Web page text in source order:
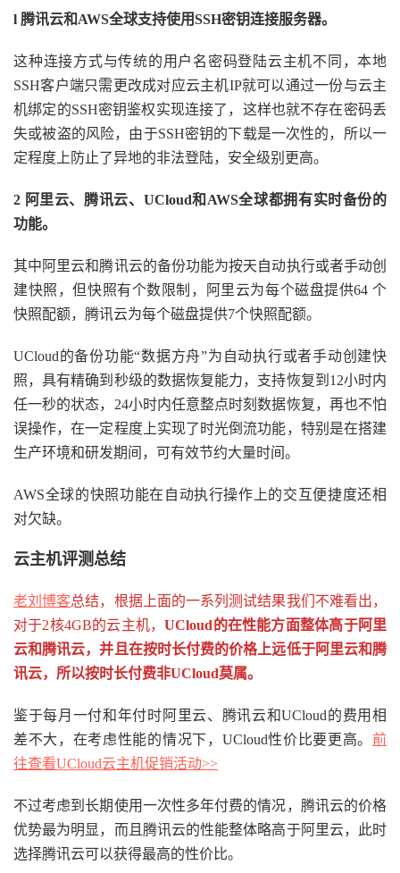
l 腾讯云和AWS全球支持使用SSH密钥连接服务器。
这种连接方式与传统的用户名密码登陆云主机不同，本地
SSH客户端只需更改成对应云主机IP就可以通过一份与云主
机绑定的SSH密钥鉴权实现连接了，这样也就不存在密码丢
失或被盗的风险，由于SSH密钥的下载是一次性的，所以一
定程度上防止了异地的非法登陆，安全级别更高。
2 阿里云、腾讯云、UCloud和AWS全球都拥有实时备份的
功能。
其中阿里云和腾讯云的备份功能为按天自动执行或者手动创
建快照，但快照有个数限制，阿里云为每个磁盘提供64 个
快照配额，腾讯云为每个磁盘提供7个快照配额。
UCloud的备份功能“数据方舟”为自动执行或者手动创建快
照，具有精确到秒级的数据恢复能力，支持恢复到12小时内
任一秒的状态，24小时内任意整点时刻数据恢复，再也不怕
误操作，在一定程度上实现了时光倒流功能，特别是在搭建
生产环境和研发期间，可有效节约大量时间。
AWS全球的快照功能在自动执行操作上的交互便捷度还相
对欠缺。
云主机评测总结
老刘博客总结，根据上面的一系列测试结果我们不难看出，
对于2核4GB的云主机，UCloud的在性能方面整体高于阿里
云和腾讯云，并且在按时长付费的价格上远低于阿里云和腾
讯云，所以按时长付费非UCloud莫属。
鉴于每月一付和年付时阿里云、腾讯云和UCloud的费用相
差不大，在考虑性能的情况下，UCloud性价比要更高。 前
往查看UCloud云主机促销活动>>
不过考虑到长期使用一次性多年付费的情况，腾讯云的价格
优势最为明显，而且腾讯云的性能整体略高于阿里云，此时
选择腾讯云可以获得最高的性价比。